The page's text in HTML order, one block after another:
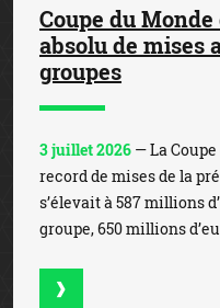
Coupe du
absolu de mises
groupes
3 juillet 2026 — La
record de mises de la
s’élevait à 587 millions
groupe, 650 millions